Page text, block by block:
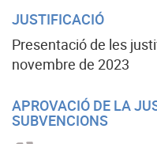
JUSTIFICACIÓ
Presentació de les
novembre de 2023
APROVACIÓ DE LA
SUBVENCIONS